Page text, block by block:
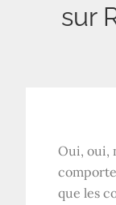
sur
Oui, oui,
que les